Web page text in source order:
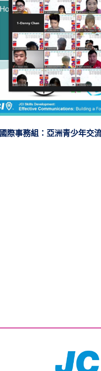
國際事務組：亞洲青少年交